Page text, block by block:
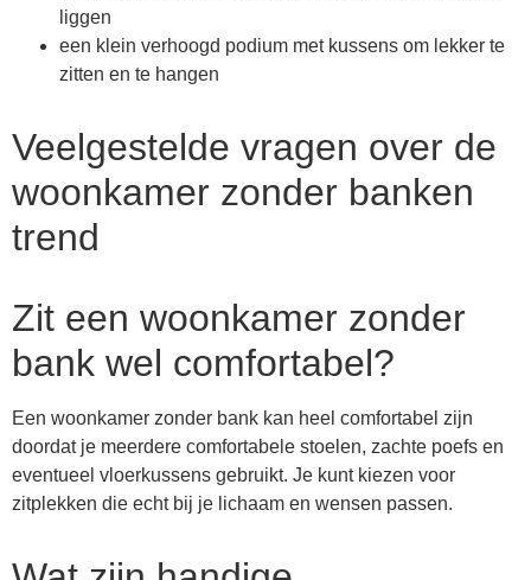
liggen
een klein verhoogd podium met kussens om lekker te
zitten en te hangen
Veelgestelde vragen over de
woonkamer zonder banken
trend
Zit een woonkamer zonder
bank wel comfortabel?
Een woonkamer zonder bank kan heel comfortabel zijn
doordat je meerdere comfortabele stoelen, zachte poefs en
eventueel vloerkussens gebruikt. Je kunt kiezen voor
zitplekken die echt bij je lichaam en wensen passen.